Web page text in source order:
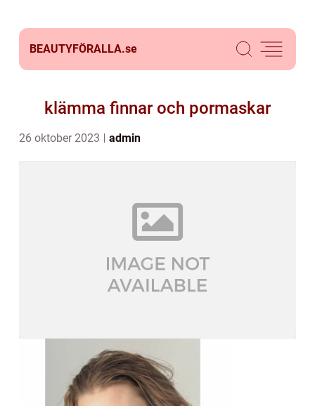
BEAUTYFÖRALLA.se
klämma finnar och pormaskar
26 oktober 2023 admin